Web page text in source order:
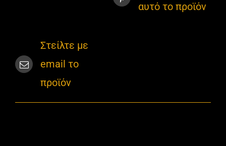
αυτό το προϊόν
Στείλτε με
email το
προϊόν